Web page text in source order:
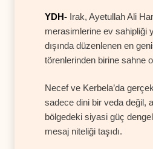
YDH- Irak, Ayetullah Ali
merasimlerine ev sahipliği
dışında düzenlenen en
törenlerinden birine sahne
Necef ve Kerbela’da
sadece dini bir veda değil,
bölgedeki siyasi güç
mesaj niteliği taşıdı.